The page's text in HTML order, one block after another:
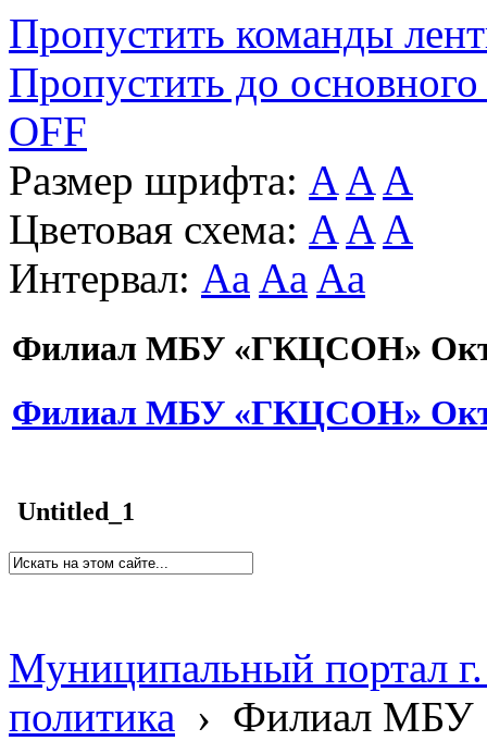
Пропустить команды
Пропустить до основного
OFF
Размер шрифта: A A A
Цветовая схема: A A A
Интервал: Aa Aa Aa
Филиал МБУ «ГКЦСОН»
Филиал МБУ «ГКЦСОН»
Untitled_1
Муниципальный портал
политика › Филиал МБУ